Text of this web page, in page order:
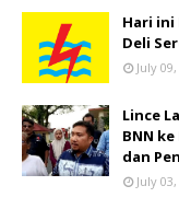
Hari ini
Deli
July
Lince
BNN
dan
July